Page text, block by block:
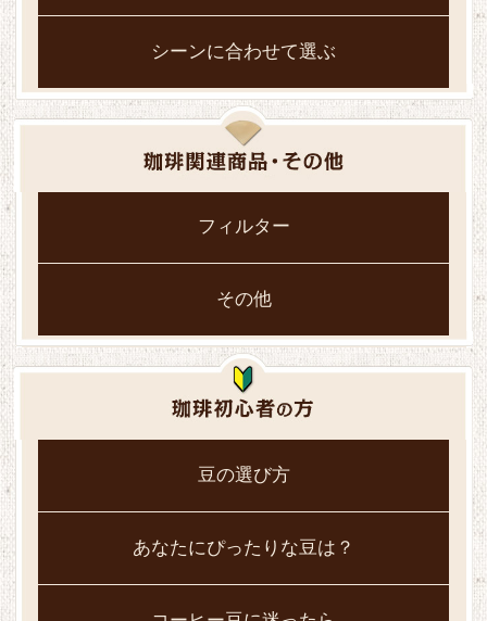
シーンに合わせて選ぶ
フィルター
その他
豆の選び方
あなたにぴったりな豆は？